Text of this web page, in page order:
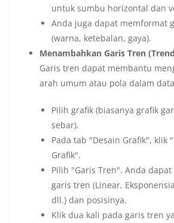
untuk sumbu horizontal dan
Anda juga dapat memformat
(warna, ketebalan, gaya).
Menambahkan Garis Tren
Garis tren dapat membantu
arah umum atau pola dalam
Pilih grafik (biasanya grafik
sebar).
Pada tab "Desain Grafik", klik
Grafik".
Pilih "Garis Tren". Anda
garis tren (Linear,
dll.) dan posisinya.
Klik dua kali pada garis tren